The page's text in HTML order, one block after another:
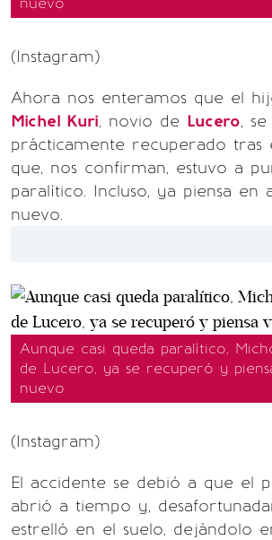
(Instagram)
Ahora nos enteramos que el
Michel Kuri, novio de Lucero,
prácticamente recuperado tras
que, nos confirman, estuvo a
paralítico. Incluso, ya piensa en
nuevo.
Aunque casi queda paralítico,
de Lucero, ya se recuperó y
nuevo
(Instagram)
El accidente se debió a que el
abrió a tiempo y,
estrelló en el suelo, dejándolo